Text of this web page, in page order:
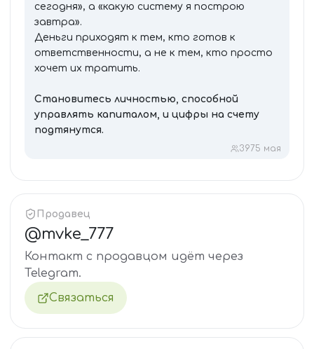
сегодня», а «какую систему я построю
завтра».
Деньги приходят к тем, кто готов к
ответственности, а не к тем, кто просто
хочет их тратить.
Становитесь личностью, способной
управлять капиталом, и цифры на счету
подтянутся.
3975 мая
Продавец
@mvke_777
Контакт с продавцом идёт через
Telegram.
Связаться